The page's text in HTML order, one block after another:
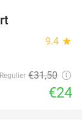
9.4 star
Regulier €31,50
€24